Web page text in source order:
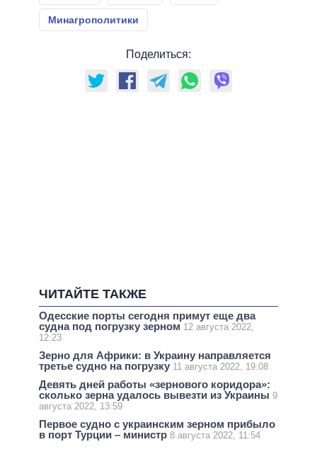
Минагрополитики
Поделиться:
ЧИТАЙТЕ ТАКЖЕ
Одесские порты сегодня примут еще два
судна под погрузку зерном 12 августа 2022,
12:23
Зерно для Африки: в Украину направляется
третье судно на погрузку 11 августа 2022, 19:08
Девять дней работы «зернового коридора»:
сколько зерна удалось вывезти из Украины 9
августа 2022, 13:59
Первое судно с украинским зерном прибыло
в порт Турции – министр 8 августа 2022, 11:54